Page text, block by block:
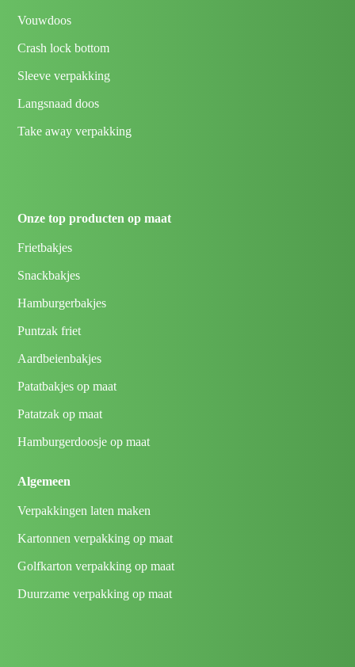
Vouwdoos
Crash lock bottom
Sleeve verpakking
Langsnaad doos
Take away verpakking
Onze top producten op maat
Frietbakjes
Snackbakjes
Hamburgerbakjes
Puntzak friet
Aardbeienbakjes
Patatbakjes op maat
Patatzak op maat
Hamburgerdoosje op maat
Algemeen
Verpakkingen laten maken
Kartonnen verpakking op maat
Golfkarton verpakking op maat
Duurzame verpakking op maat